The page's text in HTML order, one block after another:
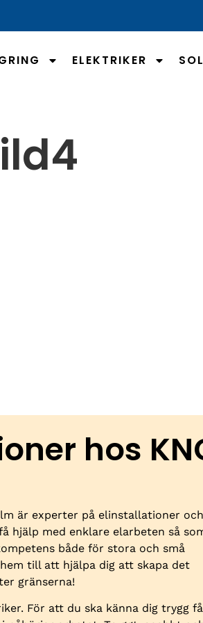
ELEKTRIKER
hos
är experter på elinstallationer och
hjälp med enklare elarbeten så
både för stora och små
till att hjälpa dig att skapa det
gränserna!
För att du ska känna dig trygg